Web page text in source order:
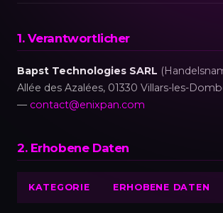
1. Verantwortlicher
Bapst Technologies SARL
Allée des Azalées, 01330 Villars-les-
— contact@enixpan.com
2. Erhobene Daten
KATEGORIE ERHOBENE DATEN